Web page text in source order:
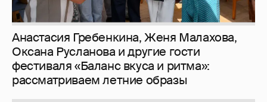
Анастасия Гребенкина, Женя Малахова,
Оксана Русланова и другие гости
фестиваля «Баланс вкуса и ритма»:
рассматриваем летние образы